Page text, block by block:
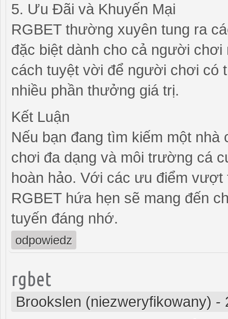
5. Ưu Đãi và Khuyến Mại
RGBET thường xuyên tung ra
đặc biệt dành cho cả người
cách tuyệt vời để người chơi có
nhiều phần thưởng giá trị.
Kết Luận
Nếu bạn đang tìm kiếm một
chơi đa dạng và môi trường cá
hoàn hảo. Với các ưu điểm
RGBET hứa hẹn sẽ mang đến
tuyến đáng nhớ.
odpowiedz
rgbet
Brookslen (niezweryfikowany) -